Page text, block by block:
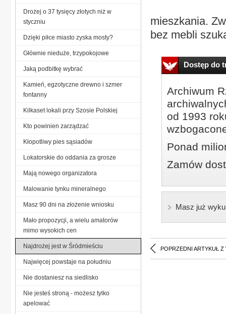
mieszkania.
bez mebli
Dostęp do
Archiwum
od 1993
Ponad
Zamów
Masz już
POPRZEDNI ARTYKUŁ Z
Drożej o 37 tysięcy złotych niż w
styczniu
Dzięki piłce miasto zyska mosty?
Głównie nieduże, trzypokojowe
Jaką podbitkę wybrać
Kamień, egzotyczne drewno i szmer
fontanny
Kilkaset lokali przy Szosie Polskiej
Kto powinien zarządzać
Kłopotliwy pies sąsiadów
Lokatorskie do oddania za grosze
Mają nowego organizatora
Malowanie tynku mineralnego
Masz 90 dni na złożenie wniosku
Mało propozycji, a wielu amatorów
mimo wysokich cen
Najdrożej jest w Śródmieściu
Najwięcej powstaje na południu
Nie dostaniesz na siedlisko
Nie jesteś stroną - możesz tylko
apelować